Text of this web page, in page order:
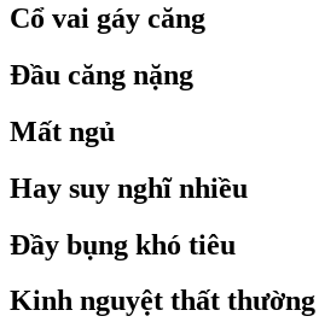
Cổ vai gáy căng
Đầu căng nặng
Mất ngủ
Hay suy nghĩ nhiều
Đầy bụng khó tiêu
Kinh nguyệt thất thường